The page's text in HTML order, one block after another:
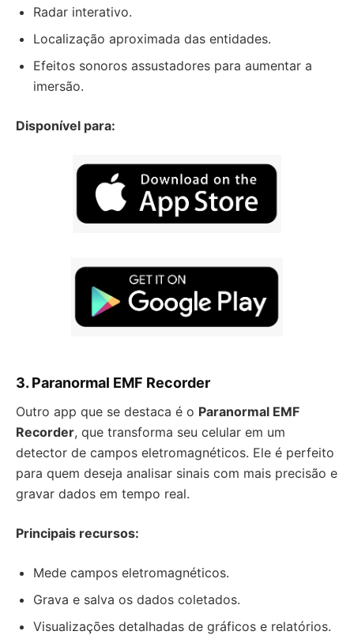
Radar interativo.
Localização aproximada das entidades.
Efeitos sonoros assustadores para aumentar a
imersão.
Disponível para:
3. Paranormal EMF Recorder
Outro app que se destaca é o Paranormal EMF
Recorder, que transforma seu celular em um
detector de campos eletromagnéticos. Ele é perfeito
para quem deseja analisar sinais com mais precisão e
gravar dados em tempo real.
Principais recursos:
Mede campos eletromagnéticos.
Grava e salva os dados coletados.
Visualizações detalhadas de gráficos e relatórios.